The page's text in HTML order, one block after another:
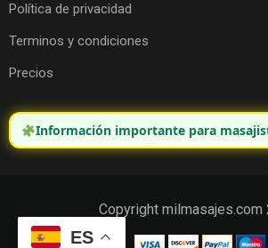
Política de privacidad
Terminos y condiciones
Precios
Información importante para
Copyright milmasajes.com
ES